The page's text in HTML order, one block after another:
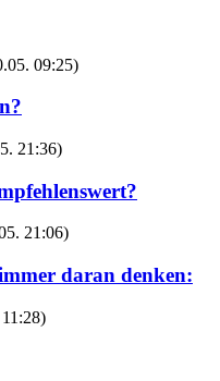
09:25)
21:36)
21:06)
daran denken: